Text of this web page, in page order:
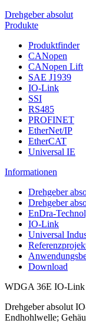
Drehgeber absolut
Produkte
Produktfinder
CANopen
CANopen Lift
SAE J1939
IO-Link
SSI
RS485
PROFINET
EtherNet/IP
EtherCAT
Universal IE
Informationen
Drehgeber
Drehgeber
EnDra-
IO-Link
Universal
Download
WDGA 36E IO-Link
Drehgeber absolut
Endhohlwelle;